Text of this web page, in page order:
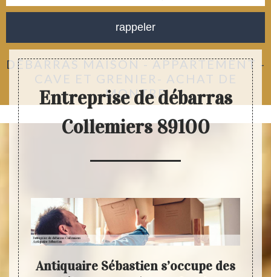
DÉBARRAS MAISON - APPARTEMENT -
CAVE ET GRENIER- ACHAT DE
MONTRE
Entreprise de débarras
Collemiers 89100
Antiquaire Sébastien s’occupe des